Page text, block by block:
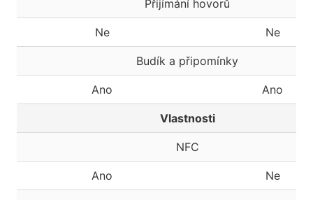
Přijímání hovorů
Ne Ne
Budík a připomínky
Ano Ano
Vlastnosti
NFC
Ano Ne